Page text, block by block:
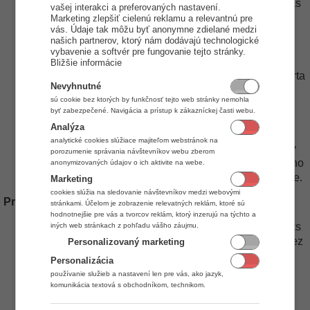
dokáže hodnotu skladu ovplyvniť. Ak došlo počas
existencie skladovej karty, k pohybu, ktorý napr.
dostal skladovú kartu do mínusu, či už predaj,
alebo výdaj, z matematického hľadiska je
skladová cena neodpočítateľná. Jediný spôsob,
ako je možné toto riešiť je, že ak sa skladová karta
dostane do mínusu, musí vzniknúť dodatočne
pohyb ktorý zabezpečí, že sa spätne výdaj
prepočíta a karta neostane v mínuse. Ak je dnes
niečo predané, čo spôsobí, že skladová karta sa
dostane pohybom do mínusu, musí byť spravený
príjem predchádzajúci deň. Nie je ani z účtovného
hľadiska možné predať niečo, čo nie je na sklade.
Pre ilustráciu uvedieme konkrétny príklad
V apríli je prijatých 50ks tovaru v skladovej cene za 1ks
bez DPH 1,015€.Celková cena za príjem je 50,75€ bez
DPH a toto je aj hodnota skladu na konci apríla.
V máji je spravený príjem na ďalších 20ks v skladovej
cene za 1ks 1,023€. Celková cena za príjem je
vašej interakci a preferovaných nastavení.
Marketing zlepšiť cielenú reklamu a relevantnú pre
vás. Údaje tak môžu byť anonymne zdielané medzi
našich partnerov, ktorý nám dodávajú technologické
vybavenie a softvér pre fungovanie tejto stránky.
Bližšie informácie
Nevyhnutné
sú cookie bez ktorých by funkčnosť tejto web stránky nemohla
byť zabezpečené. Navigácia a prístup k zákazníckej časti webu.
Analýza
analytické cookies slúžiace majiteľom webstránok na
porozumenie správania návštevníkov webu zberom
anonymizovaných údajov o ich aktivite na webe.
Marketing
cookies slúžia na sledovanie návštevníkov medzi webovými
stránkami. Účelom je zobrazenie relevatných reklám, ktoré sú
hodnotnejšie pre vás a tvorcov reklám, ktorý inzerujú na týchto a
iných web stránkach z pohľadu vášho záujmu.
Personalizovaný marketing
Personalizácia
používanie služieb a nastavení len pre vás, ako jazyk,
komunikácia textová s obchodníkom, technikom.